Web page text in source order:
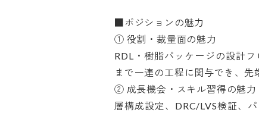
■ポジションの魅力
① 役割・裁量面の魅力
RDL・樹脂パッケージの設計
まで一連の工程に関与でき、先
② 成長機会・スキル習得の魅力
層構成設定、DRC/LVS検証、